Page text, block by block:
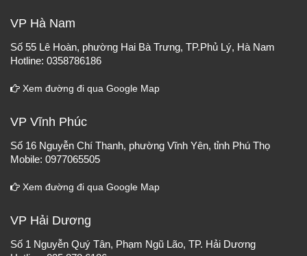
VP Hà Nam
Số 55 Lê Hoàn, phường Hai Bà Trưng, TP.Phủ Lý, Hà Nam
Hotline: 0358786186
Xem đường đi qua Google Map
VP Vĩnh Phúc
Số 16 Nguyễn Chí Thanh, phường Vĩnh Yên, tỉnh Phú Thọ
Mobile: 0977065505
Xem đường đi qua Google Map
VP Hải Dương
Số 1 Nguyễn Quý Tân, Phạm Ngũ Lão, TP. Hải Dương